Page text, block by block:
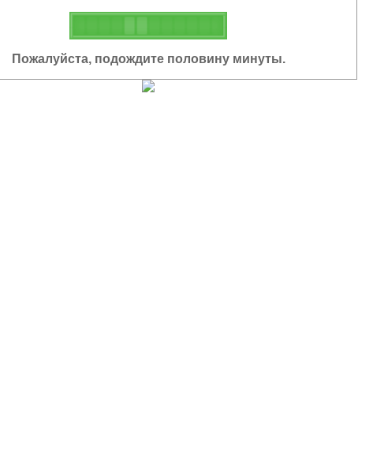
Пожалуйста, подождите половину минуты.